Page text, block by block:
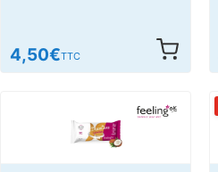
4,50€TTC